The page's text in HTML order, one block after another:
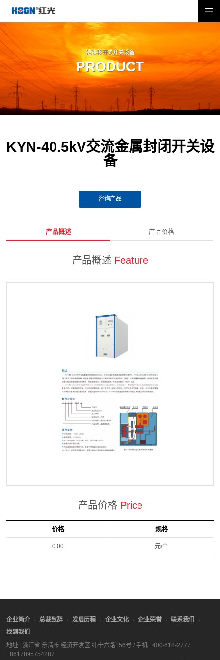
铠装移开式开关设备
PRODUCT
KYN-40.5kV交流金属封闭开关设
备
咨询产品
产品概述 产品价格
产品概述 Feature
产品价格 Price
价格 规格
0.00 元/个
企业简介 总裁致辞 发展历程 企业文化 企业荣誉
联系我们
找到我们
地址 : 浙江省 乐清市 经济开发区 纬十六路156号 / 手机 : 400-618-2777
+8617895754287